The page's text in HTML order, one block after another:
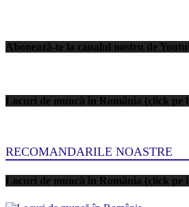
Abonează-te la canalul nostru de
Locuri de muncă în România (click pe
RECOMANDARILE NOASTRE
Locuri de muncă în România (click pe